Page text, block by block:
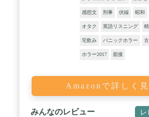
感想文 刑事 伏線 昭和
オタク 英語リスニング
宅飲み パニックホラー
ホラー2017 面接
Amazonで詳しく見
みんなのレビュー レ